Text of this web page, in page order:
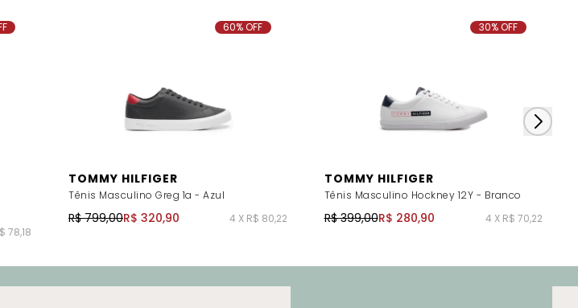
78,18
TOMMY HILFIGER
Tênis Masculino Greg 1a - Azul
R$ 799,00R$ 320,90 4 X R$ 80,22
60% OFF
TOMMY HILFIGER
Tênis Masculino Hockney 12Y - Branco
R$ 399,00R$ 280,90 4 X R$ 70,22
30% OFF